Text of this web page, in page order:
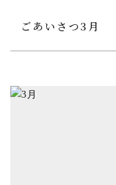
ごあいさつ3月